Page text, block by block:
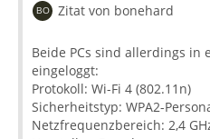
Zitat von bonehard
Beide PCs sind allerdings in
eingeloggt:
Protokoll: Wi-Fi 4 (802.11n)
Sicherheitstyp: WPA2-
Netzfrequenzbereich: 2,4